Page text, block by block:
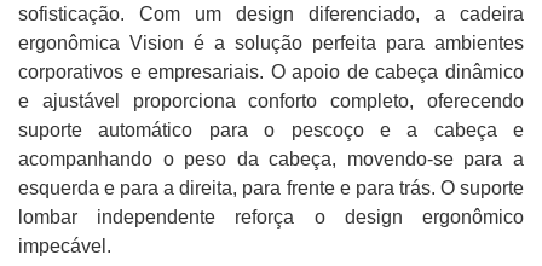
sofisticação. Com um design diferenciado, a cadeira
ergonômica Vision é a solução perfeita para ambientes
corporativos e empresariais. O apoio de cabeça dinâmico
e ajustável proporciona conforto completo, oferecendo
suporte automático para o pescoço e a cabeça e
acompanhando o peso da cabeça, movendo-se para a
esquerda e para a direita, para frente e para trás. O suporte
lombar independente reforça o design ergonômico
impecável.